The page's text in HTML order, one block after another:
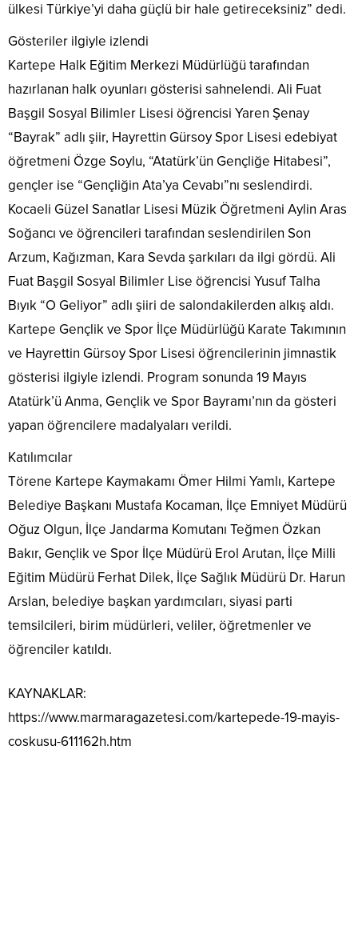
ülkesi Türkiye’yi daha güçlü bir hale getireceksiniz” dedi.
Gösteriler ilgiyle izlendi
Kartepe Halk Eğitim Merkezi Müdürlüğü tarafından
hazırlanan halk oyunları gösterisi sahnelendi. Ali Fuat
Başgil Sosyal Bilimler Lisesi öğrencisi Yaren Şenay
“Bayrak” adlı şiir, Hayrettin Gürsoy Spor Lisesi edebiyat
öğretmeni Özge Soylu, “Atatürk’ün Gençliğe Hitabesi”,
gençler ise “Gençliğin Ata’ya Cevabı”nı seslendirdi.
Kocaeli Güzel Sanatlar Lisesi Müzik Öğretmeni Aylin Aras
Soğancı ve öğrencileri tarafından seslendirilen Son
Arzum, Kağızman, Kara Sevda şarkıları da ilgi gördü. Ali
Fuat Başgil Sosyal Bilimler Lise öğrencisi Yusuf Talha
Bıyık “O Geliyor” adlı şiiri de salondakilerden alkış aldı.
Kartepe Gençlik ve Spor İlçe Müdürlüğü Karate Takımının
ve Hayrettin Gürsoy Spor Lisesi öğrencilerinin jimnastik
gösterisi ilgiyle izlendi. Program sonunda 19 Mayıs
Atatürk’ü Anma, Gençlik ve Spor Bayramı’nın da gösteri
yapan öğrencilere madalyaları verildi.
Katılımcılar
Törene Kartepe Kaymakamı Ömer Hilmi Yamlı, Kartepe
Belediye Başkanı Mustafa Kocaman, İlçe Emniyet Müdürü
Oğuz Olgun, İlçe Jandarma Komutanı Teğmen Özkan
Bakır, Gençlik ve Spor İlçe Müdürü Erol Arutan, İlçe Milli
Eğitim Müdürü Ferhat Dilek, İlçe Sağlık Müdürü Dr. Harun
Arslan, belediye başkan yardımcıları, siyasi parti
temsilcileri, birim müdürleri, veliler, öğretmenler ve
öğrenciler katıldı.
KAYNAKLAR:
https://www.marmaragazetesi.com/kartepede-19-mayis-
coskusu-611162h.htm